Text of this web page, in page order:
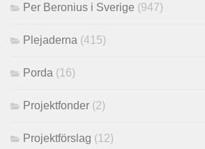
Per Beronius i Sverige (947)
Plejaderna (415)
Porda (16)
Projektfonder (2)
Projektförslag (12)